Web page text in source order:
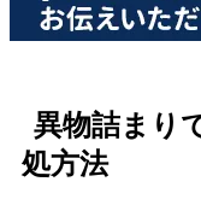
異物詰まり
処方法